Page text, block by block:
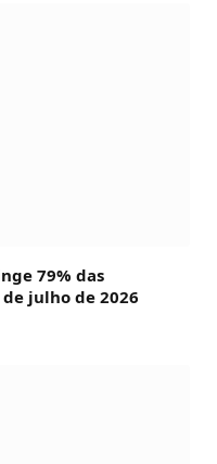
79% das
julho de 2026